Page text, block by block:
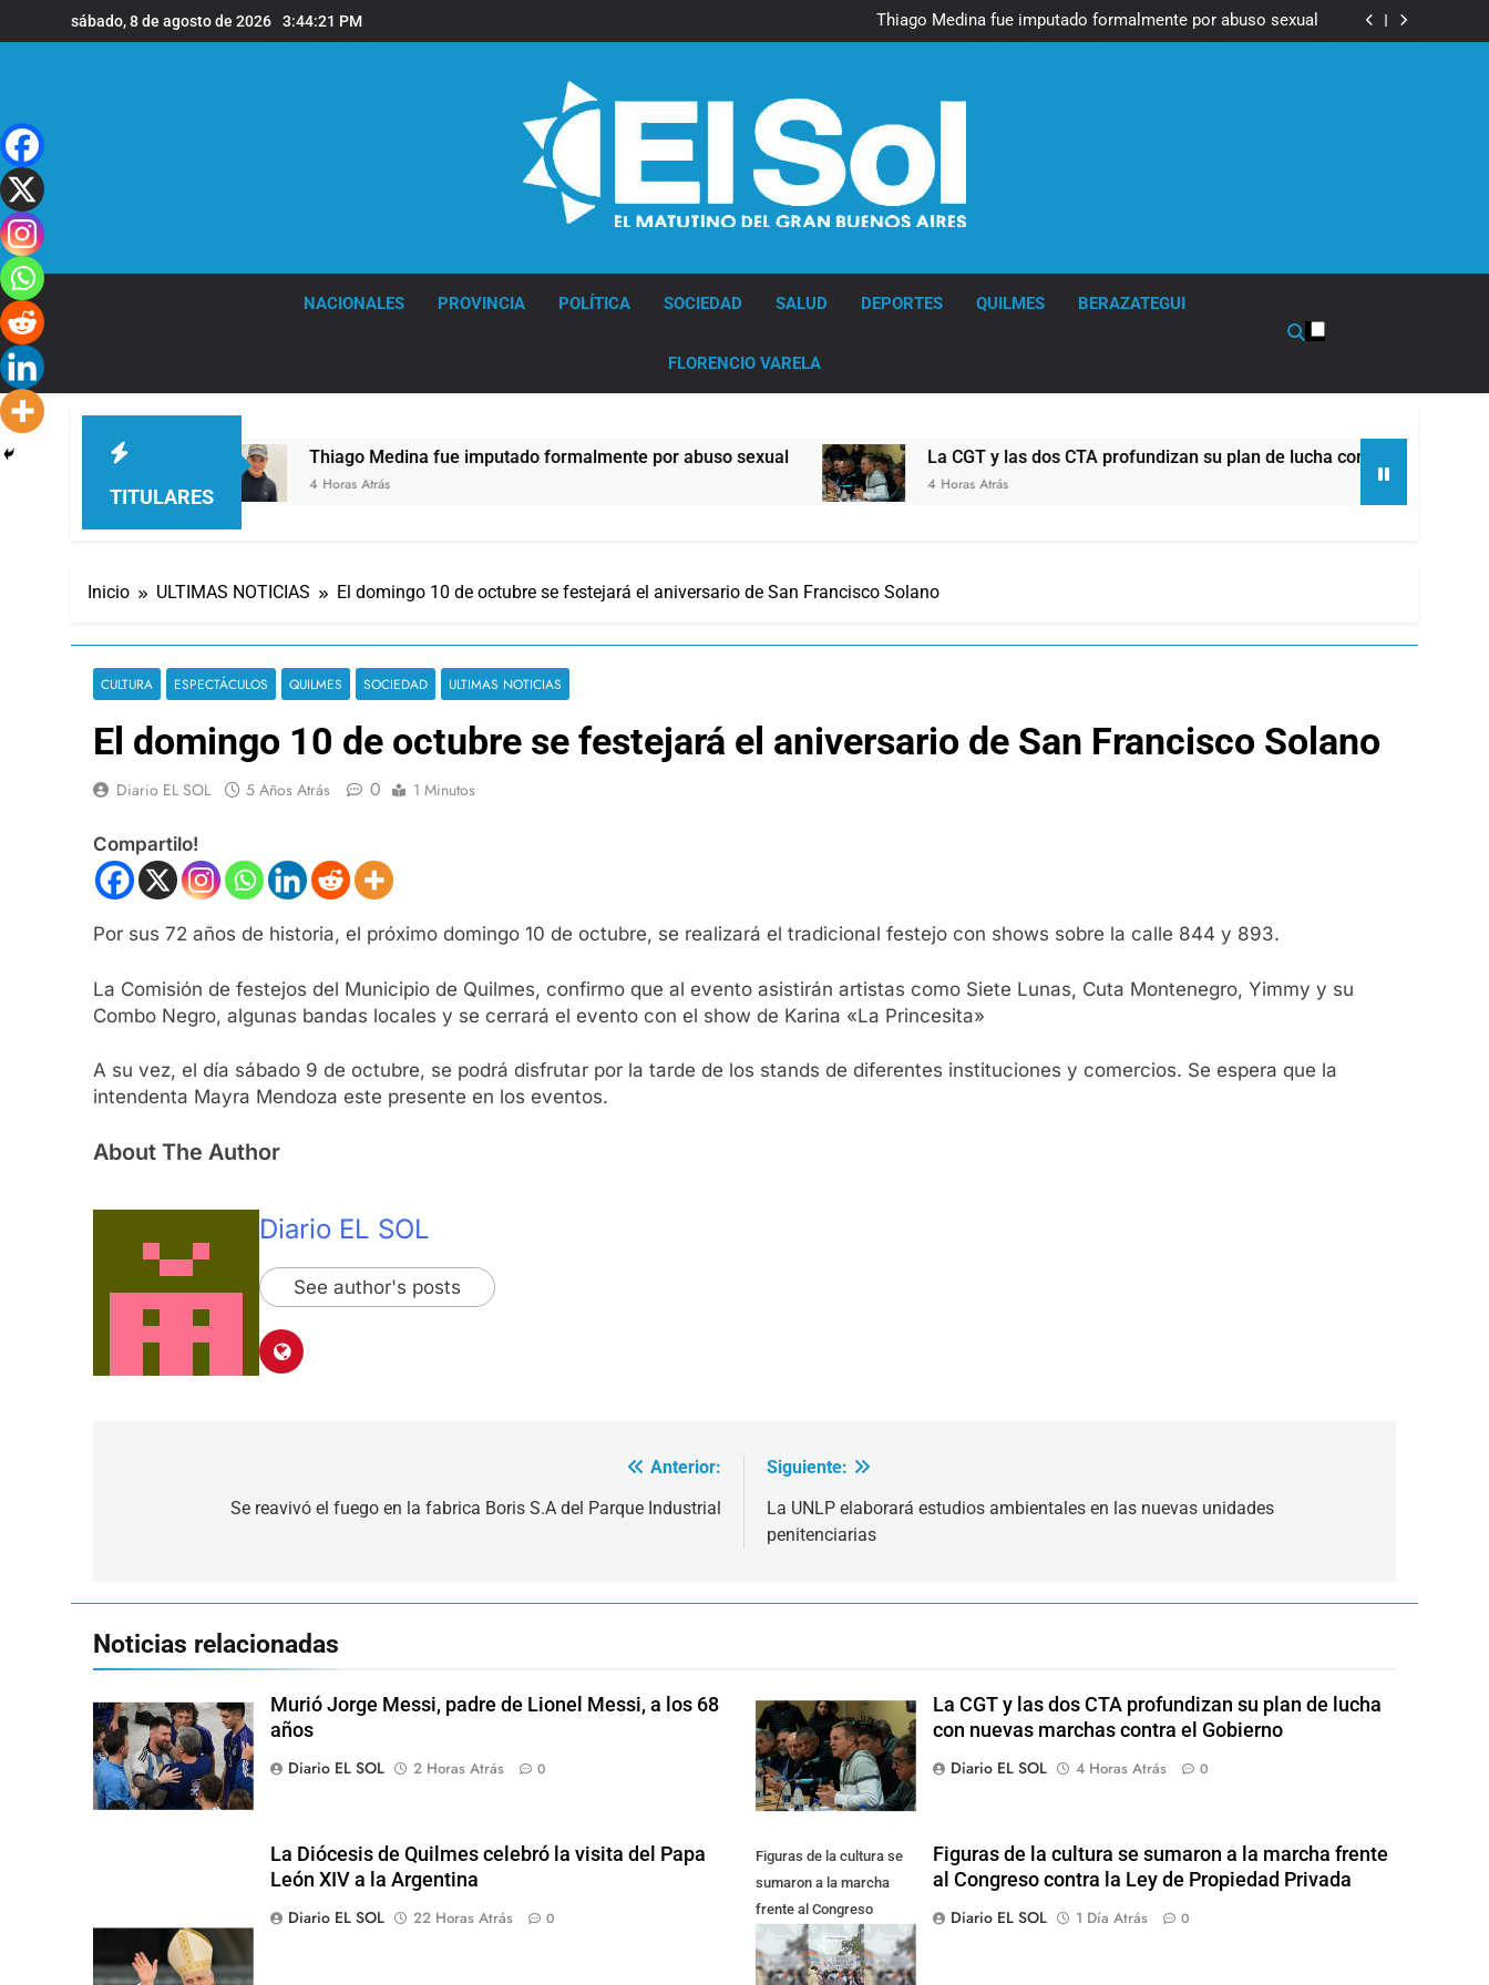
al
sábado, 8 de agosto de 2026 3:44:21 PM
Thiago Medina fue imputado formalmente por abuso sexual
La CGT y las dos CTA profundizan su plan de lucha con nuevas marchas
La CGT y las dos CTA profundizan su plan de lucha con nuevas marchas
NACIONALES PROVINCIA POLÍTICA SOCIEDAD SALUD DEPORTES QUILMES BERAZATEGUI
FLORENCIO VARELA
TITULARES
a los 68 años Thiago Medina fue imputado formalmente por abuso sexual
4 Horas Atrás
La CGT y las dos CTA profundizan su plan de lucha con nuevas marchas
4 Horas Atrás
Inicio ULTIMAS NOTICIAS El domingo 10 de octubre se festejará el aniversario de San Francisco Solano
CULTURA ESPECTÁCULOS QUILMES SOCIEDAD ULTIMAS NOTICIAS
El domingo 10 de octubre se festejará el aniversario de San Francisco Solano
Diario EL SOL 5 Años Atrás 0 1 Minutos
Compartilo!
Por sus 72 años de historia, el próximo domingo 10 de octubre, se realizará el tradicional festejo con shows sobre la calle 844 y 893.
La Comisión de festejos del Municipio de Quilmes, confirmo que al evento asistirán artistas como Siete Lunas, Cuta Montenegro, Yimmy y su
Combo Negro, algunas bandas locales y se cerrará el evento con el show de Karina «La Princesita»
A su vez, el día sábado 9 de octubre, se podrá disfrutar por la tarde de los stands de diferentes instituciones y comercios. Se espera que la
intendenta Mayra Mendoza este presente en los eventos.
About The Author
Diario EL SOL
See author's posts
Anterior:
Se reavivó el fuego en la fabrica Boris S.A del Parque Industrial
Siguiente:
La UNLP elaborará estudios ambientales en las nuevas unidades
penitenciarias
Noticias relacionadas
Murió Jorge Messi, padre de Lionel Messi, a los 68
años
Diario EL SOL
2 Horas Atrás 0
La CGT y las dos CTA profundizan su plan de lucha
con nuevas marchas contra el Gobierno
Diario EL SOL
4 Horas Atrás 0
La Diócesis de Quilmes celebró la visita del Papa
León XIV a la Argentina
Diario EL SOL
22 Horas Atrás 0
Figuras de la cultura se
sumaron a la marcha
frente al Congreso
contra la Ley de
Propiedad Privada
Figuras de la cultura se sumaron a la marcha frente
al Congreso contra la Ley de Propiedad Privada
Diario EL SOL
1 Día Atrás 0